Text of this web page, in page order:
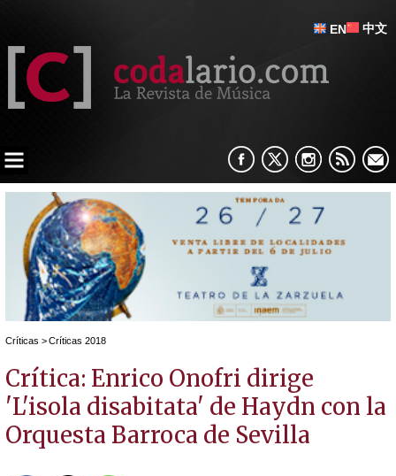
EN 中文
Críticas > Críticas 2018
Crítica: Enrico Onofri dirige
'L'isola disabitata' de Haydn con la
Orquesta Barroca de Sevilla